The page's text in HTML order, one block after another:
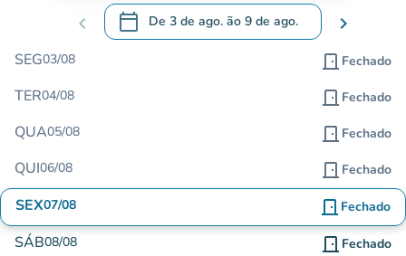
chevron_left calendar_today De 3 de ago. ão 9 de ago.
.Abra o calendário para alterar as datas
chevron_right
SEG03/08 door_front Fechado
TER04/08 door_front Fechado
QUA05/08 door_front Fechado
QUI06/08 door_front Fechado
SEX07/08 door_front Fechado
SÁB08/08 door_front Fechado